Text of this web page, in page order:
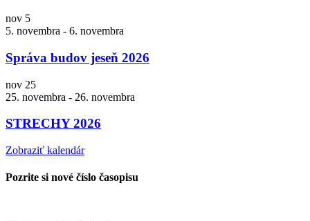
nov 5
5. novembra - 6. novembra
Správa budov jeseň 2026
nov 25
25. novembra - 26. novembra
STRECHY 2026
Zobraziť kalendár
Pozrite si nové číslo časopisu